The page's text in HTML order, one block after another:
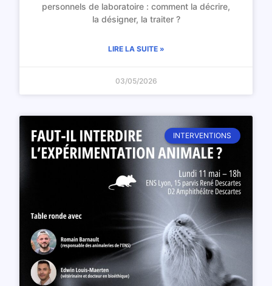
personnels de laboratoire : comment la décrire,
la désigner, la traiter ?
LIRE LA SUITE »
03/05/2026
INTERVENTIONS